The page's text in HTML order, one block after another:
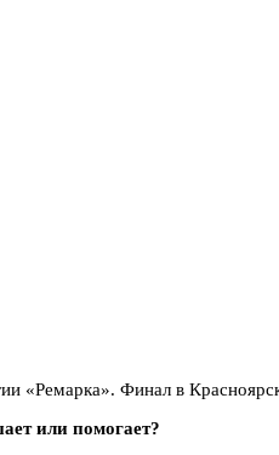
«Ремарка». Финал в
или помогает?